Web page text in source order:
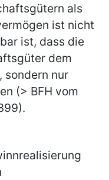
als
ist nicht
ist, dass die
dem
sondern nur
(> BFH vom